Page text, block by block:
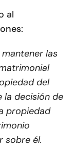
al
las
del
la decisión de
propiedad
sobre él.